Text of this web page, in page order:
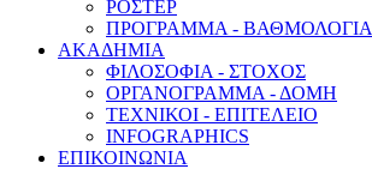
ΡΟΣΤΕΡ
ΠΡΟΓΡΑΜΜΑ - ΒΑΘΜΟΛΟΓΙΑ
ΑΚΑΔΗΜΙΑ
ΦΙΛΟΣΟΦΙΑ - ΣΤΟΧΟΣ
ΟΡΓΑΝΟΓΡΑΜΜΑ - ΔΟΜΗ
ΤΕΧΝΙΚΟΙ - ΕΠΙΤΕΛΕΙΟ
INFOGRAPHICS
ΕΠΙΚΟΙΝΩΝΙΑ